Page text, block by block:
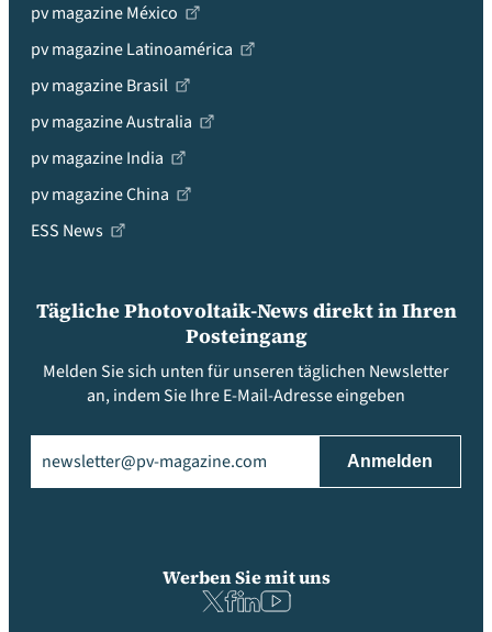
pv magazine México
pv magazine Latinoamérica
pv magazine Brasil
pv magazine Australia
pv magazine India
pv magazine China
ESS News
Tägliche Photovoltaik-News direkt in Ihren
Posteingang
Melden Sie sich unten für unseren täglichen Newsletter
an, indem Sie Ihre E-Mail-Adresse eingeben
Werben Sie mit uns